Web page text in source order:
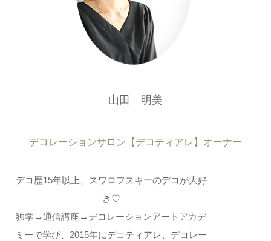
山田 明美
デコレーションサロン【デコティアレ】オーナー
デコ歴15年以上、スワロフスキーのデコが大好
き♡
独学→通信講座→デコレーションアートアカデ
ミーで学び、2015年にデコティアレ、デコレー